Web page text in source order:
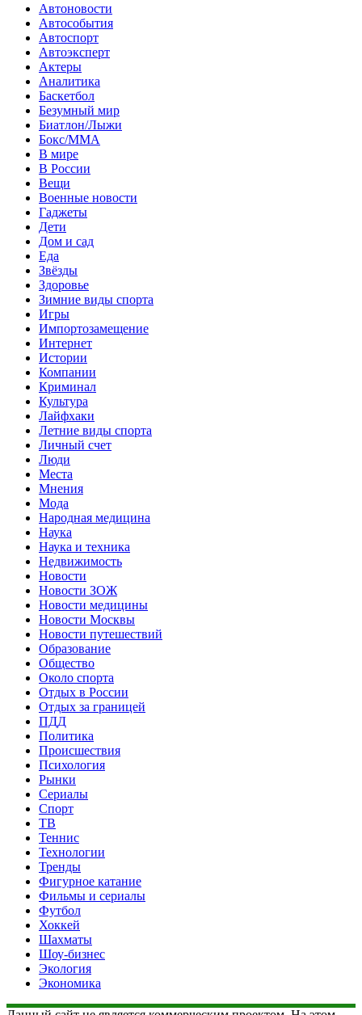
Автоновости
Автособытия
Автоспорт
Автоэксперт
Актеры
Аналитика
Баскетбол
Безумный мир
Биатлон/Лыжи
Бокс/MMA
В мире
В России
Вещи
Военные новости
Гаджеты
Дети
Дом и сад
Еда
Звёзды
Здоровье
Зимние виды спорта
Игры
Импортозамещение
Интернет
Истории
Компании
Криминал
Культура
Лайфхаки
Летние виды спорта
Личный счет
Люди
Места
Мнения
Мода
Народная медицина
Наука
Наука и техника
Недвижимость
Новости
Новости ЗОЖ
Новости медицины
Новости Москвы
Новости путешествий
Образование
Общество
Около спорта
Отдых в России
Отдых за границей
ПДД
Политика
Происшествия
Психология
Рынки
Сериалы
Спорт
ТВ
Теннис
Технологии
Тренды
Фигурное катание
Фильмы и сериалы
Футбол
Хоккей
Шахматы
Шоу-бизнес
Экология
Экономика